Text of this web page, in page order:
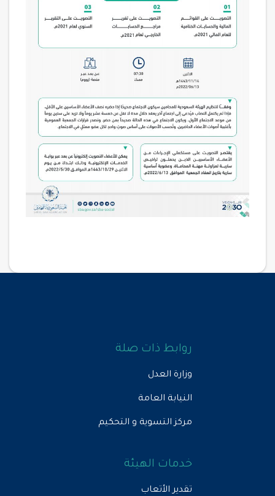
روابط ذات صلة
وزارة العدل
النيابة العامة
مركز التسوية و التحكيم
خدمات الهيئة
تقدير الأتعاب